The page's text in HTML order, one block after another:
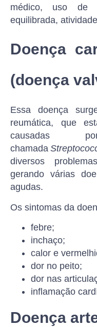
médico, uso de
equilibrada,
Doença
(doença
Essa doença
reumática, que
causadas
chamada
diversos
gerando várias
agudas.
Os sintomas da
febre;
inchaço;
calor e
dor no peito;
dor nas
inflamação
Doença